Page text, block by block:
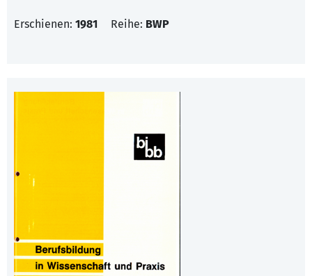
Erschienen: 1981 Reihe: BWP